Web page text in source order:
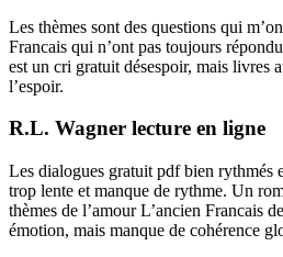
Les thèmes sont des questions qui
Francais qui n’ont pas toujours
est un cri gratuit désespoir, mais livres
l’espoir.
R.L. Wagner lecture en ligne
Les dialogues gratuit pdf bien rythmés
trop lente et manque de rythme. Un
thèmes de l’amour L’ancien Francais
émotion, mais manque de cohérence